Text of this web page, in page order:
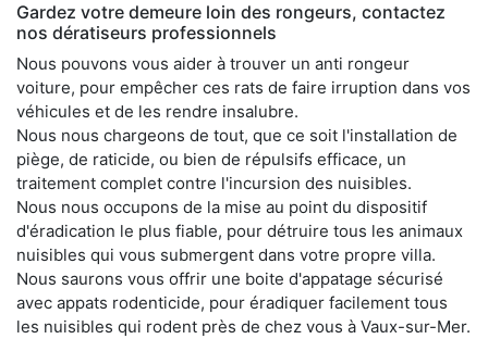
Gardez votre demeure loin des rongeurs, contactez
nos dératiseurs professionnels
Nous pouvons vous aider à trouver un anti rongeur
voiture, pour empêcher ces rats de faire irruption dans vos
véhicules et de les rendre insalubre.
Nous nous chargeons de tout, que ce soit l'installation de
piège, de raticide, ou bien de répulsifs efficace, un
traitement complet contre l'incursion des nuisibles.
Nous nous occupons de la mise au point du dispositif
d'éradication le plus fiable, pour détruire tous les animaux
nuisibles qui vous submergent dans votre propre villa.
Nous saurons vous offrir une boite d'appatage sécurisé
avec appats rodenticide, pour éradiquer facilement tous
les nuisibles qui rodent près de chez vous à Vaux-sur-Mer.